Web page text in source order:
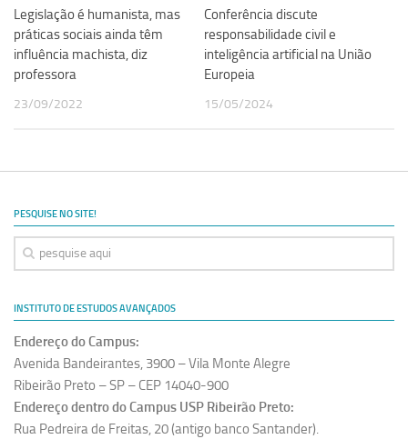
Legislação é humanista, mas
práticas sociais ainda têm
influência machista, diz
professora
23/09/2022
Conferência discute
responsabilidade civil e
inteligência artificial na União
Europeia
15/05/2024
PESQUISE NO SITE!
INSTITUTO DE ESTUDOS AVANÇADOS
Endereço do Campus:
Avenida Bandeirantes, 3900 – Vila Monte Alegre
Ribeirão Preto – SP – CEP 14040-900
Endereço dentro do Campus USP Ribeirão Preto:
Rua Pedreira de Freitas, 20 (antigo banco Santander).